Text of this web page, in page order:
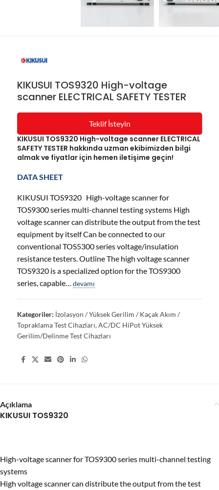
KIKUSUI TOS9320 High-voltage
scanner ELECTRICAL SAFETY TESTER
Teklif İsteyin
KIKUSUI TOS9320 High-voltage scanner ELECTRICAL
SAFETY TESTER hakkında uzman ekibimizden bilgi
almak ve fiyatlar için hemen iletişime geçin!
DATA SHEET
KIKUSUI TOS9320 High-voltage scanner for
TOS9300 series multi-channel testing systems High
voltage scanner can distribute the output from the test
equipment by itself Can be connected to our
conventional TOS5300 series voltage/insulation
resistance testers. Outline The high voltage scanner
TOS9320 is a specialized option for the TOS9300
series, capable… devamı
Kategoriler: İzolasyon / Yüksek Gerilim / Kaçak Akım /
Topraklama Test Cihazları,AC/DC HiPot Yüksek
Gerilim/Delinme Test Cihazları
Share:
Açıklama
KIKUSUI TOS9320
High-voltage scanner for TOS9300 series multi-channel testing
systems
High voltage scanner can distribute the output from the test